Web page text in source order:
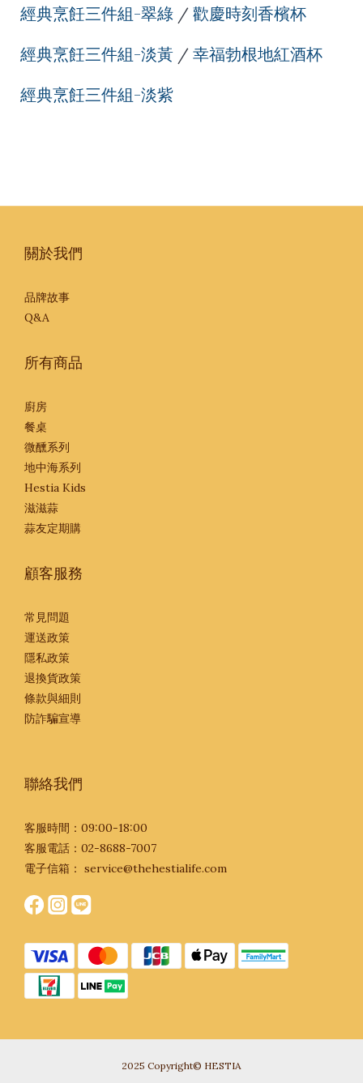
經典烹飪三件組-翠綠 / 歡慶時刻香檳杯
經典烹飪三件組-淡黃 / 幸福勃根地紅酒杯
經典烹飪三件組-淡紫
關於我們
品牌故事
Q&A
所有商品
廚房
餐桌
微醺系列
地中海系列
Hestia Kids
滋滋蒜
蒜友定期購
顧客服務
常見問題
運送政策
隱私政策
退換貨政策
條款與細則
防詐騙宣導
聯絡我們
客服時間：09:00-18:00
客服電話：02-8688-7007
電子信箱： service@thehestialife.com
2025 Copyright© HESTIA